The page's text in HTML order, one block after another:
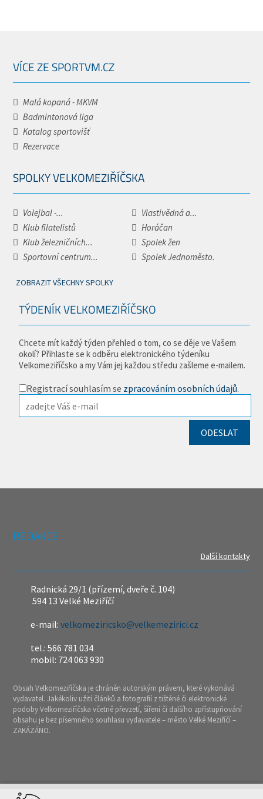
VÍCE ZE SPORTVM.CZ
Malá kopaná - MKVM
Badmintonová liga
Katalog sportovišť
Rezervace
SPOLKY VELKOMEZIŘÍČSKA
Volejbal -...
Vlastivědná a...
Klub filatelistů
Horáčan
Klub železničních...
Spolek žen
Sportovní centrum...
Spolek Jednoměsto.
ZOBRAZIT VŠECHNY SPOLKY
TÝDENÍK VELKOMEZIŘÍČSKO
Chcete mít každý týden přehled o tom, co se děje ve Vašem
okolí? Přihlaste se k odběru elektronického týdeníku
Velkomeziříčsko a my Vám jej každou středu zašleme e-mailem.
Registrací souhlasím se zpracováním osobních údajů.
REDAKCE
Další kontakty
Radnická 29/1 (přízemí, dveře č. 104)
594 13 Velké Meziříčí
e-mail:velkomeziricsko@velkemezirici.cz
tel.: 566 781 034
mobil: 724 063 930
Obsah Velkomeziříčska je chráněn autorským právem, které vykonává
vydavatel. Jakékoliv užití článků a fotografií z tištěné či elektronické
podoby Velkomeziříčska včetně převzetí, šíření či dalšího zpřístupňování
obsahu je bez písemného souhlasu vydavatele – město Velké Meziříčí –
ZAKÁZÁNO.